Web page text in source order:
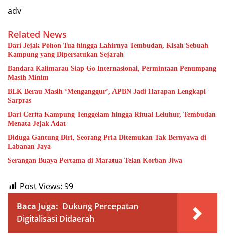
adv
Related News
Dari Jejak Pohon Tua hingga Lahirnya Tembudan, Kisah Sebuah
Kampung yang Dipersatukan Sejarah
Bandara Kalimarau Siap Go Internasional, Permintaan Penumpang
Masih Minim
BLK Berau Masih ‘Menganggur’, APBN Jadi Harapan Lengkapi
Sarpras
Dari Cerita Kampung Tenggelam hingga Ritual Leluhur, Tembudan
Menata Jejak Adat
Diduga Gantung Diri, Seorang Pria Ditemukan Tak Bernyawa di
Labanan Jaya
Serangan Buaya Pertama di Maratua Telan Korban Jiwa
Post Views: 99
Baca Juga: Dukung Percepatan
Digitalisasi Didaerah